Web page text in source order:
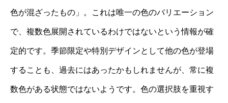
色が混ざったもの」。これは唯一の色のバリエーション
で、複数色展開されているわけではないという情報が確
定的です。季節限定や特別デザインとして他の色が登場
することも、過去にはあったかもしれませんが、常に複
数色がある状態ではないようです。色の選択肢を重視す